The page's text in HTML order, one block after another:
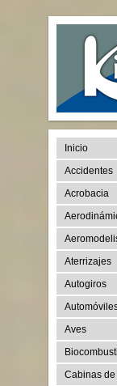
Inicio
Accidentes
Acrobacia
Aterrizajes
Autogiros
Aves
Cabinas